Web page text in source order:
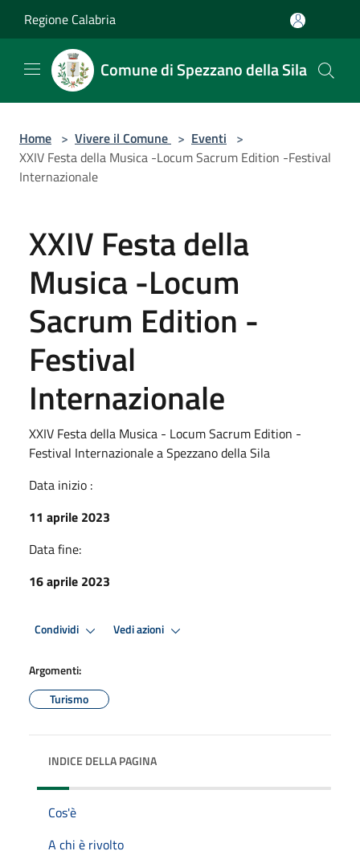
Regione Calabria
Comune di Spezzano della Sila
Home > Vivere il Comune > Eventi >
XXIV Festa della Musica -Locum Sacrum Edition -Festival
Internazionale
XXIV Festa della
Musica -Locum
Sacrum Edition -
Festival
Internazionale
XXIV Festa della Musica - Locum Sacrum Edition -
Festival Internazionale a Spezzano della Sila
Data inizio :
11 aprile 2023
Data fine:
16 aprile 2023
Condividi Vedi azioni
Argomenti:
Turismo
INDICE DELLA PAGINA
Cos'è
A chi è rivolto